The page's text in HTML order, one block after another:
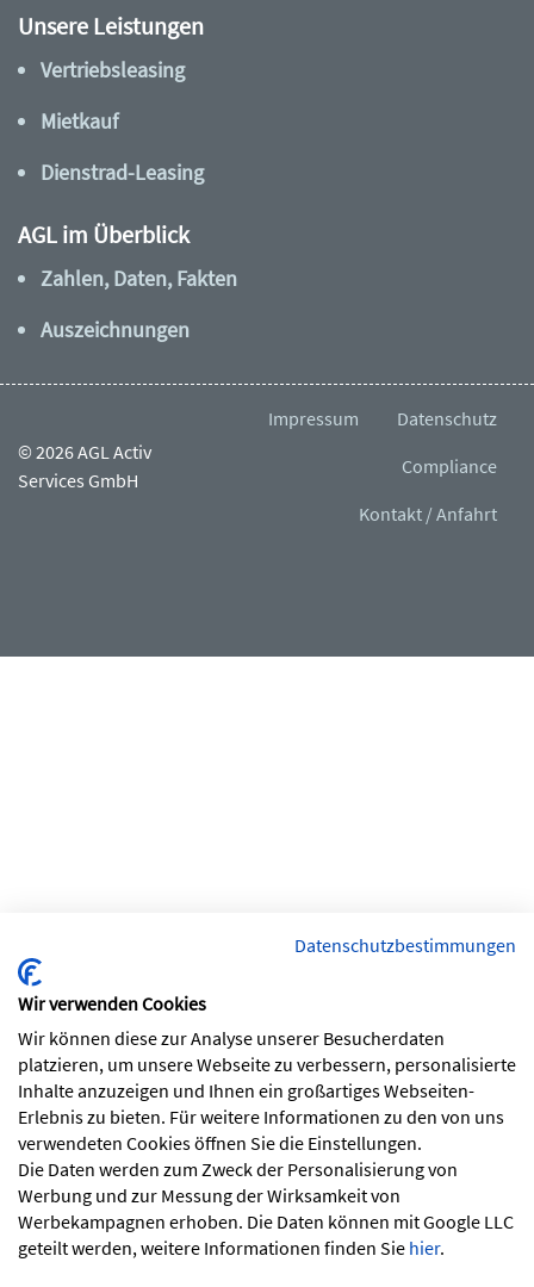
Datenschutzbestimmungen
Wir verwenden Cookies
Wir können diese zur Analyse unserer Besucherdaten
platzieren, um unsere Webseite zu verbessern, personalisierte
Inhalte anzuzeigen und Ihnen ein großartiges Webseiten-
Erlebnis zu bieten. Für weitere Informationen zu den von uns
verwendeten Cookies öffnen Sie die Einstellungen.
Die Daten werden zum Zweck der Personalisierung von
Werbung und zur Messung der Wirksamkeit von
Werbekampagnen erhoben. Die Daten können mit Google LLC
geteilt werden, weitere Informationen finden Sie hier.
Unsere Leistungen
Vertriebsleasing
Mietkauf
Dienstrad-Leasing
AGL im Überblick
Zahlen, Daten, Fakten
Auszeichnungen
© 2026 AGL Activ
Services GmbH
Impressum
Datenschutz
Compliance
Kontakt / Anfahrt